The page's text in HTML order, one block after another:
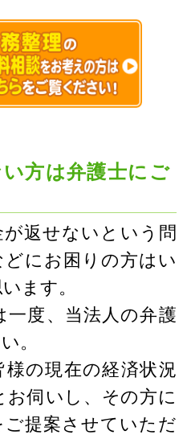
方は弁護士にご
返せないという問
にお困りの方はい
ます。
一度、当法人の弁護
。
の現在の経済状況
伺いし、その方に
提案させていただ